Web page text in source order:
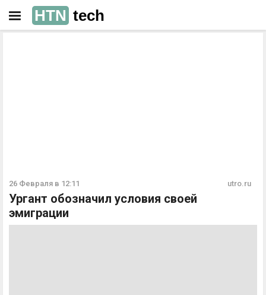
HTN tech
26 Февраля в 12:11 utro.ru
Ургант обозначил условия своей
эмиграции